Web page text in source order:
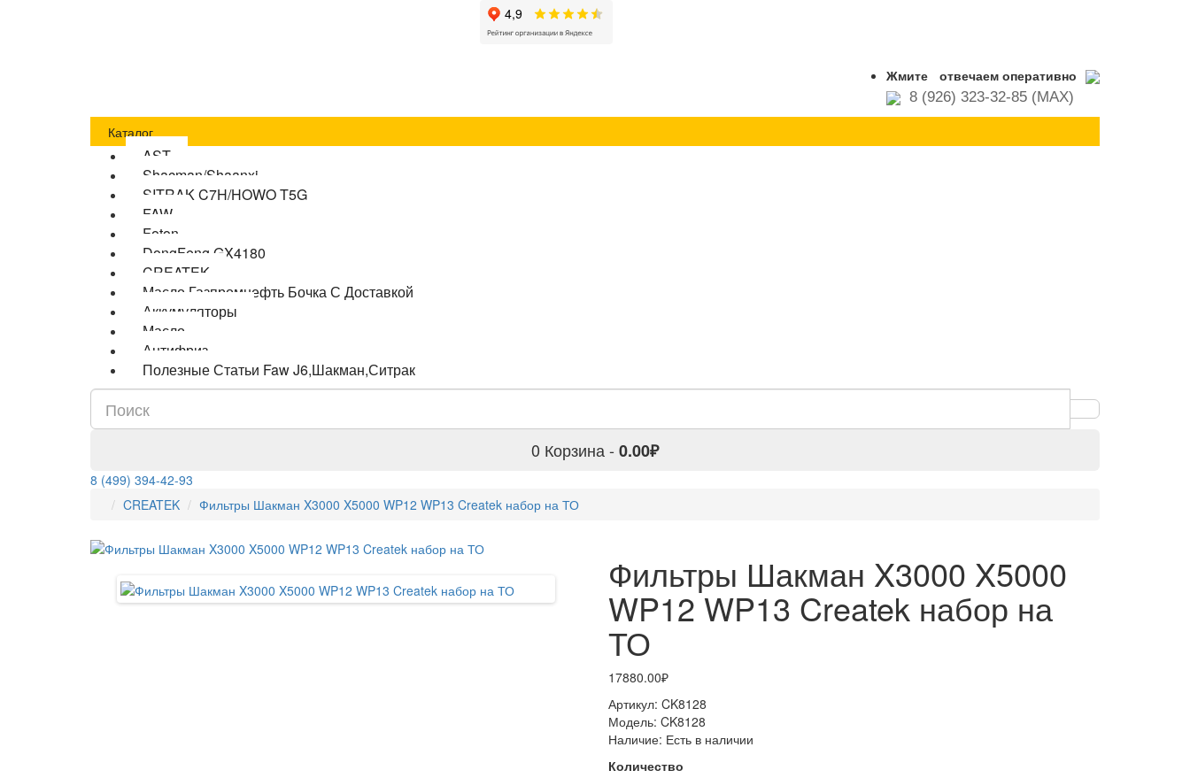
Жмите отвечаем оперативно
8 (926) 323-32-85 (MAX)
Каталог
AST
Shacman/Shaanxi
SITRAK C7H/HOWO T5G
FAW
Foton
DongFeng GX4180
CREATEK
Масло Газпромнефть Бочка С Доставкой
Аккумуляторы
Масло
Антифриз
Полезные Статьи Faw J6,Шакман,Ситрак
0 Корзина - 0.00₽
8 (499) 394-42-93
CREATEK
Фильтры Шакман X3000 X5000 WP12 WP13 Createk набор на ТО
Фильтры Шакман X3000 X5000
WP12 WP13 Createk набор на
ТО
17880.00₽
Артикул: CK8128
Модель: CK8128
Наличие: Есть в наличии
Количество